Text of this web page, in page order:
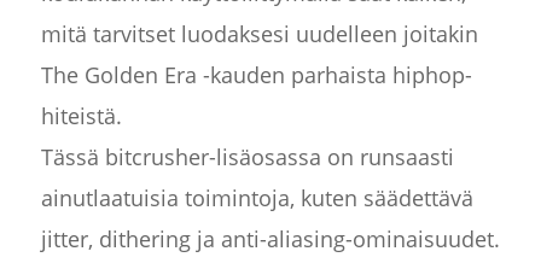
mitä tarvitset luodaksesi uudelleen joitakin
The Golden Era -kauden parhaista hiphop-
hiteistä.
Tässä bitcrusher-lisäosassa on runsaasti
ainutlaatuisia toimintoja, kuten säädettävä
jitter, dithering ja anti-aliasing-ominaisuudet.